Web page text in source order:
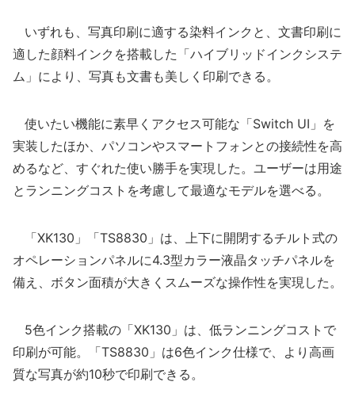
いずれも、写真印刷に適する染料インクと、文書印刷に
適した顔料インクを搭載した「ハイブリッドインクシステ
ム」により、写真も文書も美しく印刷できる。
使いたい機能に素早くアクセス可能な「Switch UI」を
実装したほか、パソコンやスマートフォンとの接続性を高
めるなど、すぐれた使い勝手を実現した。ユーザーは用途
とランニングコストを考慮して最適なモデルを選べる。
「XK130」「TS8830」は、上下に開閉するチルト式の
オペレーションパネルに4.3型カラー液晶タッチパネルを
備え、ボタン面積が大きくスムーズな操作性を実現した。
5色インク搭載の「XK130」は、低ランニングコストで
印刷が可能。「TS8830」は6色インク仕様で、より高画
質な写真が約10秒で印刷できる。